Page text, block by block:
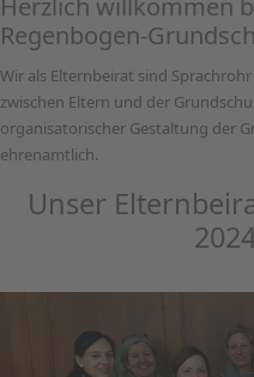
Herzlich willkommen
Regenbogen-
Wir als Elternbeirat sind
zwischen Eltern und der
organisatorischer Gestaltung der
ehrenamtlich.
Unser